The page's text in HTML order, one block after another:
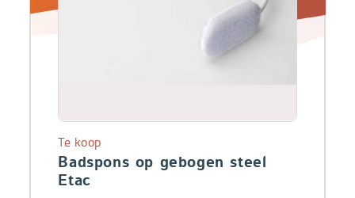
Badspons op gebogen steel
Etac
Te koop